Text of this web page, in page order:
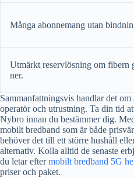
Många abonnemang utan
Utmärkt reservlösning om fibern
ner.
Sammanfattningsvis handlar det
operatör och utrustning. Ta din tid
Nybro innan du bestämmer dig.
mobilt bredband som är både
behöver det till ett större hushåll
alternativ. Kolla alltid de senaste
du letar eftermobilt bredband 5G
priser och paket.